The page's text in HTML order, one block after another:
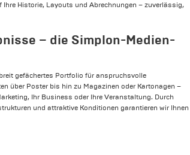
Historie, Layouts und Abrechnungen – zuverlässig,
– die Simplon-Medien-
gefächertes Portfolio für anspruchsvolle
über Poster bis hin zu Magazinen oder Kartonagen –
Ihr Business oder Ihre Veranstaltung. Durch
und attraktive Konditionen garantieren wir Ihnen